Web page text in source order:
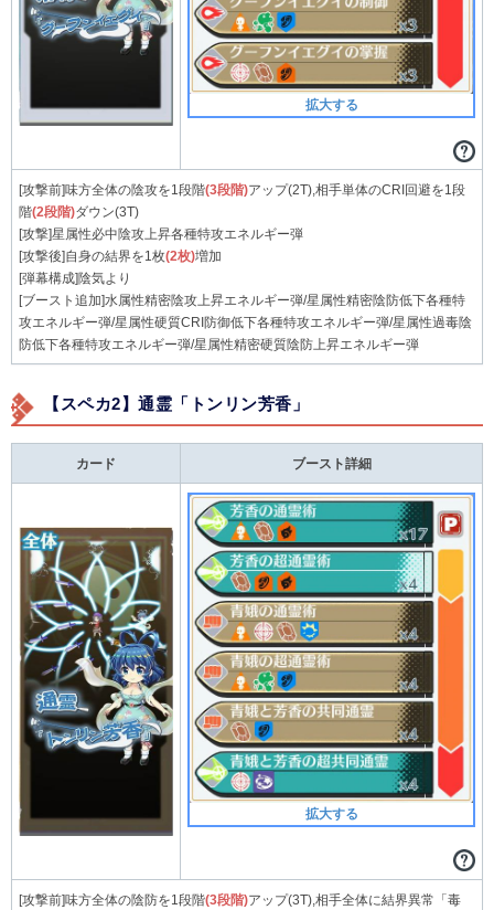
拡大する
[攻撃前]味方全体の陰攻を1段階(3段階)アップ(2T),相手単体のCRI回避を1段
階(2段階)ダウン(3T)
[攻撃]星属性必中陰攻上昇各種特攻エネルギー弾
[攻撃後]自身の結界を1枚(2枚)増加
[弾幕構成]陰気より
[ブースト追加]水属性精密陰攻上昇エネルギー弾/星属性精密陰防低下各種特
攻エネルギー弾/星属性硬質CRI防御低下各種特攻エネルギー弾/星属性過毒陰
防低下各種特攻エネルギー弾/星属性精密硬質陰防上昇エネルギー弾
【スペカ2】通霊「トンリン芳香」
カード ブースト詳細
拡大する
[攻撃前]味方全体の陰防を1段階(3段階)アップ(3T),相手全体に結界異常「毒